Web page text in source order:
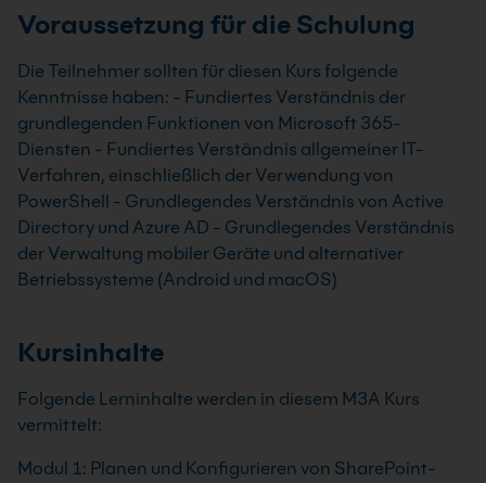
Voraussetzung für die Schulung
Die Teilnehmer sollten für diesen Kurs folgende
Kenntnisse haben: - Fundiertes Verständnis der
grundlegenden Funktionen von Microsoft 365-
Diensten - Fundiertes Verständnis allgemeiner IT-
Verfahren, einschließlich der Verwendung von
PowerShell - Grundlegendes Verständnis von Active
Directory und Azure AD - Grundlegendes Verständnis
der Verwaltung mobiler Geräte und alternativer
Betriebssysteme (Android und macOS)
Kursinhalte
Folgende Lerninhalte werden in diesem M3A Kurs
vermittelt:
Modul 1: Planen und Konfigurieren von SharePoint-